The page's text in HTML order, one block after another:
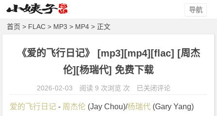
导航
首页 > FLAC > MP3 > MP4 > 正文
《爱的飞行日记》 [mp3][mp4][flac] [周杰
伦][杨瑞代] 免费下载
2026-02-03 阅读 9 次浏览 次
《爱
飞
已关闭评论
爱的飞行日记 - 周杰伦 (Jay Chou)/杨瑞代 (Gary Yang)